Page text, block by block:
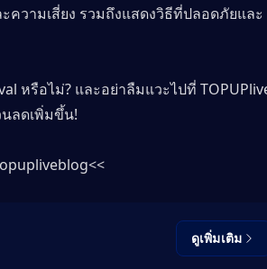
ความเสี่ยง รวมถึงแสดงวิธีที่ปลอดภัยและ
หรือไม่? และอย่าลืมแวะไปที่
ลดเพิ่มขึ้น!
<<
ดูเพิ่มเติม